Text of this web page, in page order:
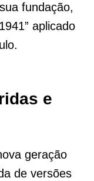
fundação,
aplicado
e
geração
de versões